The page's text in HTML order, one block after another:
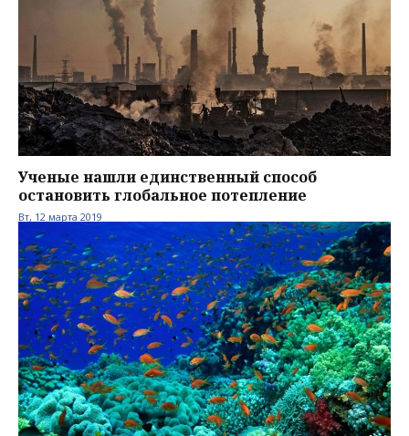
Ученые нашли единственный способ
остановить глобальное потепление
Вт, 12 марта 2019